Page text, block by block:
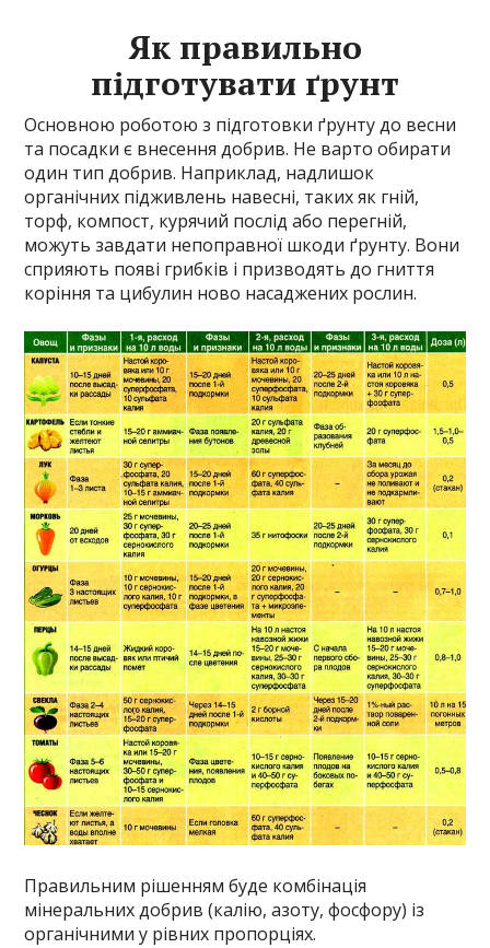
Як правильно
підготувати ґрунт
Основною роботою з підготовки ґрунту до весни
та посадки є внесення добрив. Не варто обирати
один тип добрив. Наприклад, надлишок
органічних підживлень навесні, таких як гній,
торф, компост, курячий послід або перегній,
можуть завдати непоправної шкоди ґрунту. Вони
сприяють появі грибків і призводять до гниття
коріння та цибулин ново насаджених рослин.
Правильним рішенням буде комбінація
мінеральних добрив (калію, азоту, фосфору) із
органічними у рівних пропорціях.